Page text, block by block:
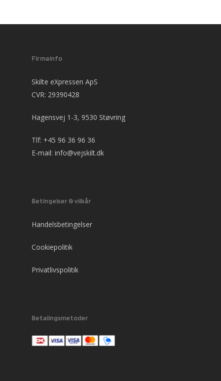
Firmainfo
Skilte eXpressen ApS
CVR: 29390428
Hagensvej 1-3, 9530 Støvring
Tlf: +45 96 36 96 36
E-mail: info@vejskilt.dk
Betingelser & vilkår
Handelsbetingelser
Cookiepolitik
Privatlivspolitik
Betalingsmetoder